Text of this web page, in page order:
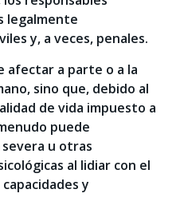
legalmente
y, a veces, penales.
afectar a parte o a la
sino que, debido al
de vida impuesto a
puede
u otras
al lidiar con el
y